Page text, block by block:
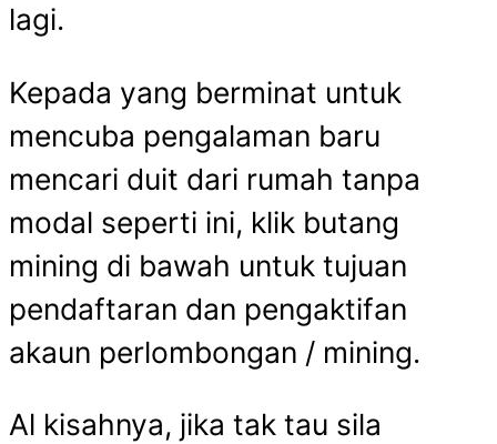
lagi.
Kepada yang berminat untuk
mencuba pengalaman baru
mencari duit dari rumah tanpa
modal seperti ini, klik butang
mining di bawah untuk tujuan
pendaftaran dan pengaktifan
akaun perlombongan / mining.
Al kisahnya, jika tak tau sila